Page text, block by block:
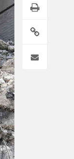
*فرهنگی
ایثار و شهادت
دفاع مقدس